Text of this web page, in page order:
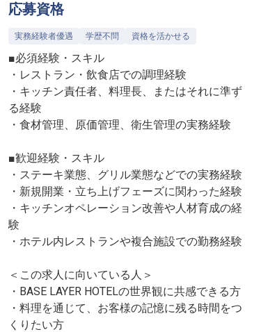
応募資格
実務経験者優遇 学歴不問 資格を活かせる
■必須経験・スキル
・レストラン・飲食店での調理経験
・キッチン責任者、料理長、またはそれに準ず
る経験
・食材管理、原価管理、衛生管理の実務経験
■歓迎経験・スキル
・ステーキ業態、グリル業態などでの実務経験
・新規開業・立ち上げフェーズに関わった経験
・キッチンオペレーション改善や人材育成の経
験
・ホテル内レストランや複合施設での勤務経験
＜この求人に向いている人＞
・BASE LAYER HOTELの世界観に共感できる方
・料理を通じて、お客様の記憶に残る時間をつ
くりたい方